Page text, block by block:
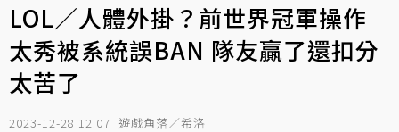
LOL／人體外掛？前世界冠軍操作
太秀被系統誤BAN 隊友贏了還扣分
太苦了
2023-12-28 12:07 遊戲角落／希洛